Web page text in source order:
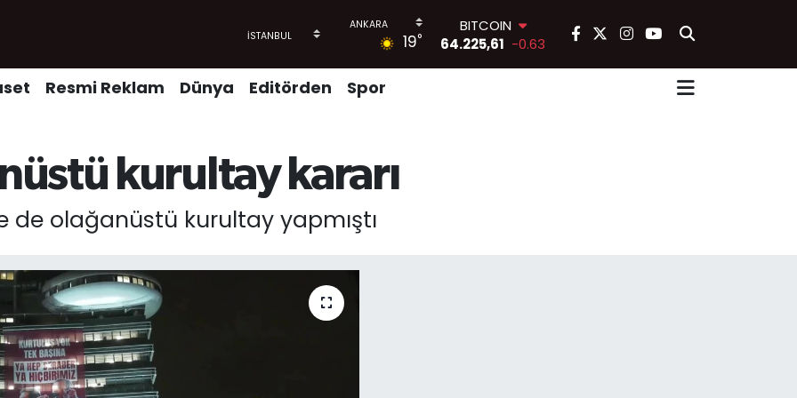
19°
BITCOIN
64.225,61 -0.63
Resmi Reklam Dünya Editörden Spor
kurultay kararı
de olağanüstü kurultay yapmıştı